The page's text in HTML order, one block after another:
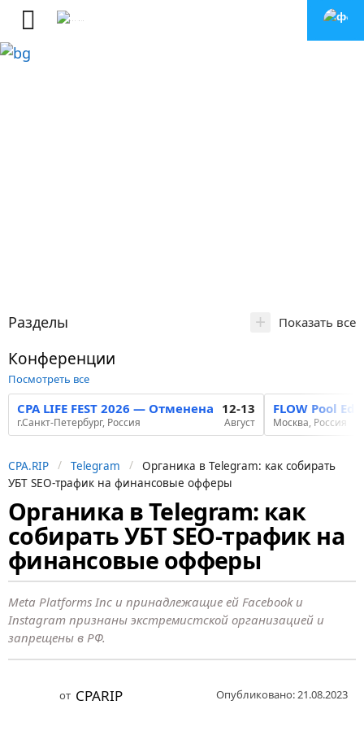
Разделы + Показать все
Конференции
Посмотреть все
CPA LIFE FEST 2026 — Отменена
г.Санкт-Петербург, Россия
12-13
Август
FLOW Pool
Москва, Россия
CPA.RIP Telegram
Органика в Telegram: как собирать
УБТ SEO-трафик на финансовые офферы
3
г
о
д
а
н
а
з
Органика в Telegram: как
собирать УБТ SEO-трафик на
финансовые офферы
Meta Platforms Inc и принадлежащие ей Facebook и
Instagram признаны экстремистской организацией и
запрещены в РФ.
от CPARIP Опубликовано: 21.08.2023